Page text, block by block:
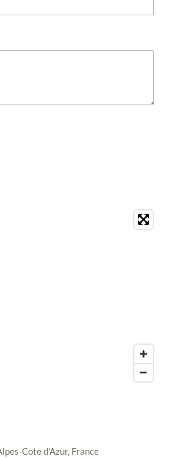
Cote d'Azur, France